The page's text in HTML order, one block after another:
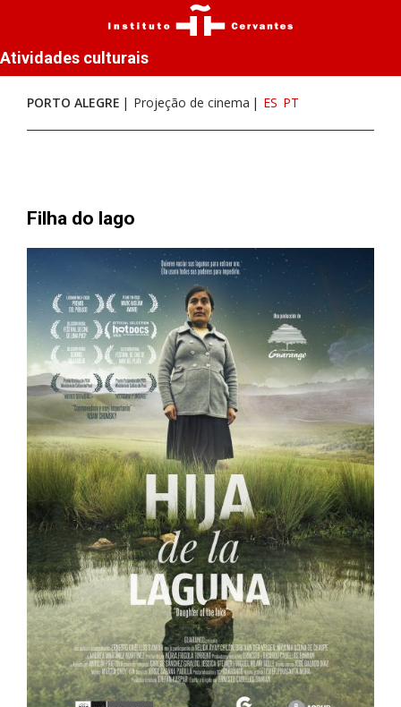
Atividades culturais
PORTO ALEGRE Projeção de cinema ES PT
Filha do lago